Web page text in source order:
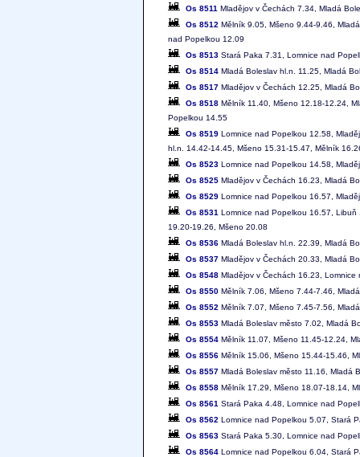
Os 8511 Mladějov v Čechách 7.34, Mladá
Os 8512 Mělník 9.05, Mšeno 9.44-9.46,
nad Popelkou 12.09
Os 8513 Stará Paka 7.31, Lomnice nad
Os 8514 Mladá Boleslav hl.n. 11.25, Mladá
Os 8517 Mladějov v Čechách 12.25, Mladá
Os 8518 Mělník 11.40, Mšeno 12.18-12.24,
Popelkou 14.55
Os 8519 Lomnice nad Popelkou 12.58,
hl.n. 14.42-14.45, Mšeno 15.31-15.47, Mělník
Os 8523 Lomnice nad Popelkou 14.58,
Os 8525 Mladějov v Čechách 16.23, Mladá
Os 8529 Lomnice nad Popelkou 16.57,
Os 8531 Lomnice nad Popelkou 16.57, Libuň
19.20-19.26, Mšeno 20.08
Os 8536 Mladá Boleslav hl.n. 22.39, Mladá
Os 8537 Mladějov v Čechách 20.33, Mladá
Os 8548 Mladějov v Čechách 16.23,
Os 8550 Mělník 7.06, Mšeno 7.44-7.46,
Os 8552 Mělník 7.07, Mšeno 7.45-7.56,
Os 8553 Mladá Boleslav město 7.02, Mladá
Os 8554 Mělník 11.07, Mšeno 11.45-12.24,
Os 8556 Mělník 15.06, Mšeno 15.44-15.46,
Os 8557 Mladá Boleslav město 11.16, Mladá
Os 8558 Mělník 17.29, Mšeno 18.07-18.14,
Os 8561 Stará Paka 4.48, Lomnice nad
Os 8562 Lomnice nad Popelkou 5.07, Stará
Os 8563 Stará Paka 5.30, Lomnice nad
Os 8564 Lomnice nad Popelkou 6.04, Stará